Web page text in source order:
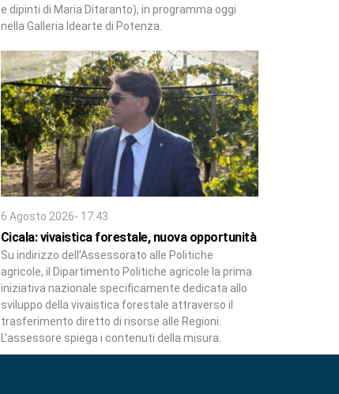
e dipinti di Maria Ditaranto), in programma oggi
nella Galleria Idearte di Potenza.
6 Agosto 2026- 17:43
Cicala: vivaistica forestale, nuova opportunità
Su indirizzo dell’Assessorato alle Politiche
agricole, il Dipartimento Politiche agricole la prima
iniziativa nazionale specificamente dedicata allo
sviluppo della vivaistica forestale attraverso il
trasferimento diretto di risorse alle Regioni.
L’assessore spiega i contenuti della misura.